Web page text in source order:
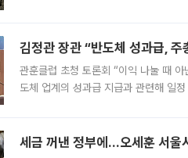
김정관 장관 “반도체 성과급,
관훈클럽 초청 토론회 “이익 나눌 때
도체 업계의 성과급 지급과 관련해 일
세금 꺼낸 정부에…오세훈 서울